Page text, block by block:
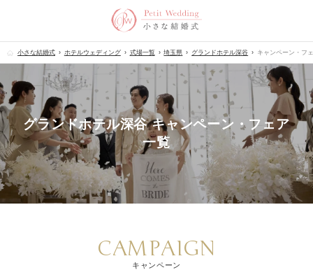
小さな結婚式 ホテルウェディング 式場一覧 埼玉県 グランドホテル深谷 キャンペーン・フ
グランドホテル深谷 キャンペーン・フェア
一覧
CAMPAIGN
キャンペーン